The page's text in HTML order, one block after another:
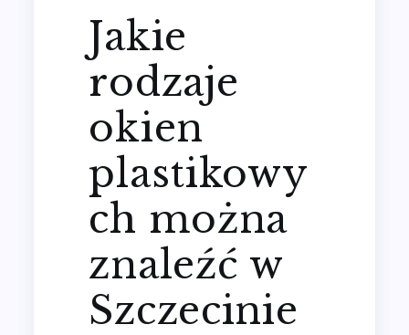
Jakie
rodzaje
okien
plastikowy
ch można
znaleźć w
Szczecinie